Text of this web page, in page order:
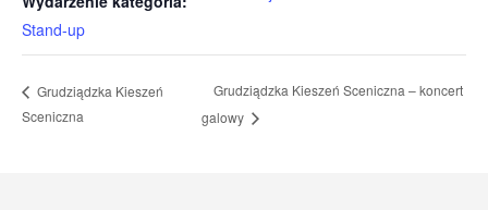
Stand-up
Grudziądzka Kieszeń
Sceniczna
Grudziądzka Kieszeń Sceniczna – koncert
galowy